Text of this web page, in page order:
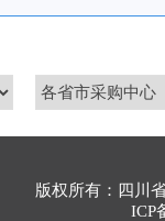
版权所有：四
ICP